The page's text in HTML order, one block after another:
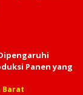
Panen yang
Barat